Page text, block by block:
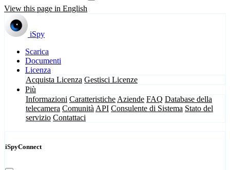
View this page in English
iSpy
Scarica
Documenti
Licenza
Acquista Licenza Gestisci Licenze
Più
Informazioni Caratteristiche Aziende FAQ Database della
telecamera Comunità API Consulente di Sistema Stato del
servizio Contattaci
iSpyConnect